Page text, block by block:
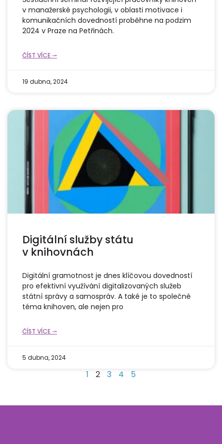
v manažerské psychologii, v oblasti motivace i
komunikačních dovedností proběhne na podzim
2024 v Praze na Petřinách.
ČÍST VÍCE ⇀
19 dubna, 2024
Digitální služby státu
v knihovnách
Digitální gramotnost je dnes klíčovou dovedností
pro efektivní využívání digitalizovaných služeb
státní správy a samospráv. A také je to společné
téma knihoven, ale nejen pro
ČÍST VÍCE ⇀
5 dubna, 2024
1 2 3 4 5